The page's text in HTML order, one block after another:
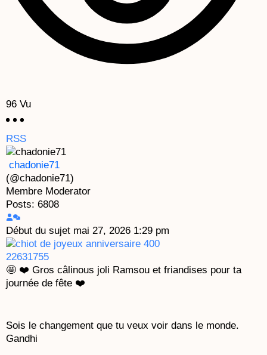
96 Vu
RSS
chadonie71
(@chadonie71)
Membre Moderator
Posts: 6808
Début du sujet mai 27, 2026 1:29 pm
🤩 ❤️ Gros câlinous joli Ramsou et friandises pour ta
journée de fête ❤️
Sois le changement que tu veux voir dans le monde.
Gandhi